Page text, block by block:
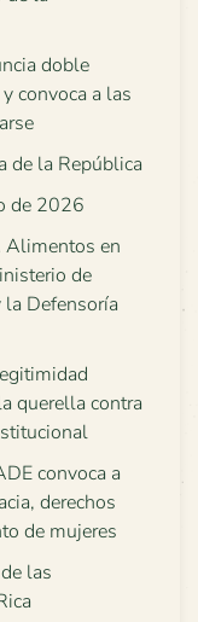
doble
convoca a las
de la República
de 2026
Alimentos en
de
Defensoría
querella contra
convoca a
derechos
de mujeres
las